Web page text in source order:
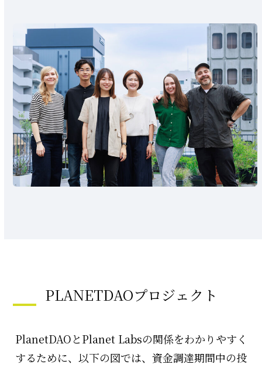
PLANETDAOプロジェクト
PlanetDAOとPlanet Labsの関係をわかりやすく
するために、以下の図では、資金調達期間中の投